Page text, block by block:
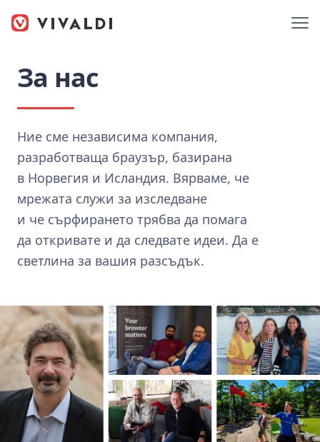
За нас
Ние сме независима компания,
разработваща браузър, базирана
в Норвегия и Исландия. Вярваме, че
мрежата служи за изследване
и че сърфирането трябва да помага
да откривате и да следвате идеи. Да е
светлина за вашия разсъдък.